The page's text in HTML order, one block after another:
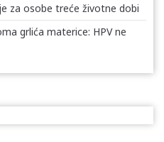
za osobe treće životne dobi
grlića materice: HPV ne